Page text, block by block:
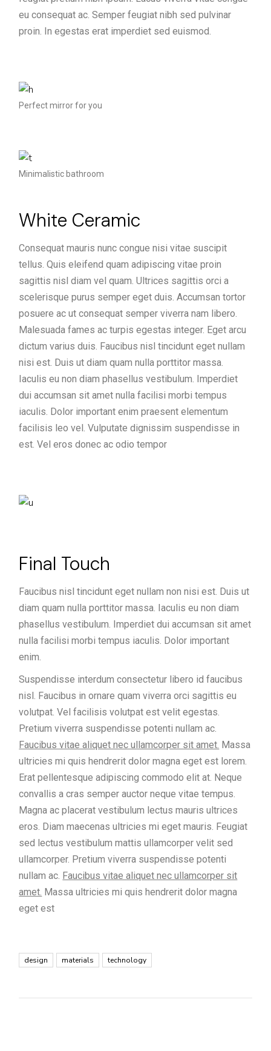
eu consequat ac. Semper feugiat nibh sed pulvinar
proin. In egestas erat imperdiet sed euismod.
Perfect mirror for you
Minimalistic bathroom
White Ceramic
Consequat mauris nunc congue nisi vitae suscipit
tellus. Quis eleifend quam adipiscing vitae proin
sagittis nisl diam vel quam. Ultrices sagittis orci a
scelerisque purus semper eget duis. Accumsan tortor
posuere ac ut consequat semper viverra nam libero.
Malesuada fames ac turpis egestas integer. Eget arcu
dictum varius duis. Faucibus nisl tincidunt eget nullam
nisi est. Duis ut diam quam nulla porttitor massa.
Iaculis eu non diam phasellus vestibulum. Imperdiet
dui accumsan sit amet nulla facilisi morbi tempus
iaculis. Dolor important enim praesent elementum
facilisis leo vel. Vulputate dignissim suspendisse in
est. Vel eros donec ac odio tempor
Final Touch
Faucibus nisl tincidunt eget nullam non nisi est. Duis ut
diam quam nulla porttitor massa. Iaculis eu non diam
phasellus vestibulum. Imperdiet dui accumsan sit amet
nulla facilisi morbi tempus iaculis. Dolor important
enim.
Suspendisse interdum consectetur libero id faucibus
nisl. Faucibus in ornare quam viverra orci sagittis eu
volutpat. Vel facilisis volutpat est velit egestas.
Pretium viverra suspendisse potenti nullam ac.
Faucibus vitae aliquet nec ullamcorper sit amet. Massa
ultricies mi quis hendrerit dolor magna eget est lorem.
Erat pellentesque adipiscing commodo elit at. Neque
convallis a cras semper auctor neque vitae tempus.
Magna ac placerat vestibulum lectus mauris ultrices
eros. Diam maecenas ultricies mi eget mauris. Feugiat
sed lectus vestibulum mattis ullamcorper velit sed
ullamcorper. Pretium viverra suspendisse potenti
nullam ac. Faucibus vitae aliquet nec ullamcorper sit
amet. Massa ultricies mi quis hendrerit dolor magna
eget est
design materials technology